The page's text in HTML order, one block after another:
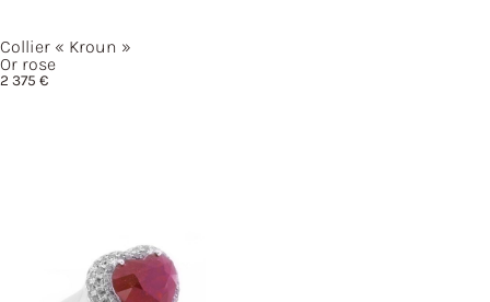
Collier « Kroun »
Or rose
2 375 €